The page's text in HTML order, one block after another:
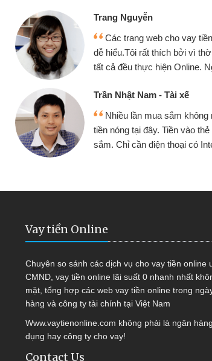
online sử dụng thân thiện,
gian giải ngân nhanh chóng
ra lãi suất rất tốt
tiền mặt mình đều vay
ngay là mình lại tiếp tục mua
là dùng được
Vay tiền Online
Chuyên so sánh các dịch vụ cho vay tiền online
CMND, vay tiền online lãi suất 0 nhanh nhất
mặt, tổng hợp các web vay tiền online trong
hàng và công ty tài chính tại Việt Nam
Www.vaytienonline.com không phải là ngân
dụng hay công ty cho vay!
Contact Us